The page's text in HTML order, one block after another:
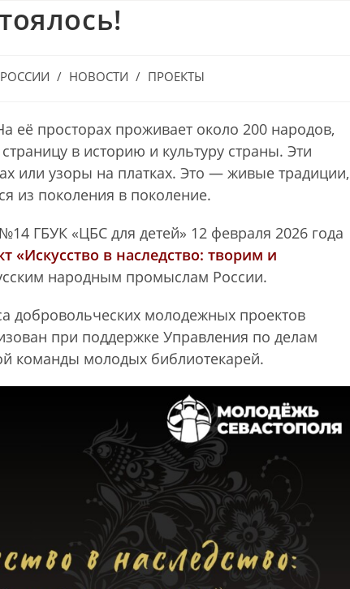
/ НОВОСТИ / ПРОЕКТЫ
её просторах проживает около 200 народов,
в историю и культуру страны. Эти
или узоры на платках. Это — живые традиции,
из поколения в поколение.
ГБУК «ЦБС для детей» 12 февраля 2026 года
«Искусство в наследство: творим и
народным промыслам России.
добровольческих молодежных проектов
при поддержке Управления по делам
команды молодых библиотекарей.